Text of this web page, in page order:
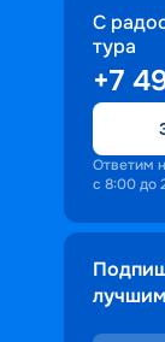
С
тура
+7
Ответим
с 8:00 до